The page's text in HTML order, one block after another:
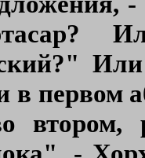
в первом
втором,